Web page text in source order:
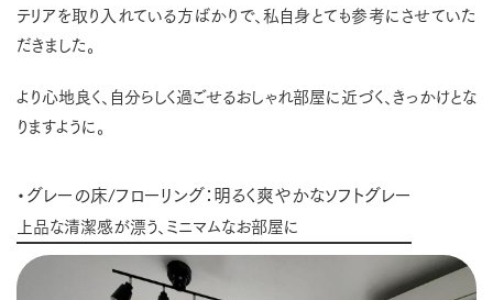
テリアを取り入れている方ばかりで、私自身とても参考にさせていた
だきました。
より心地良く、自分らしく過ごせるおしゃれ部屋に近づく、きっかけとな
りますように。
・グレーの床/フローリング：明るく爽やかなソフトグレー
上品な清潔感が漂う、ミニマムなお部屋に